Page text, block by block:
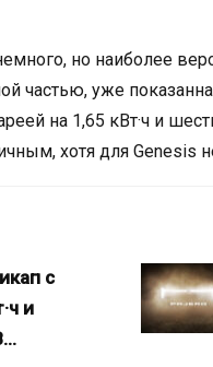
но наиболее
частью, уже
на 1,65 кВт·ч и
хотя для
с
и